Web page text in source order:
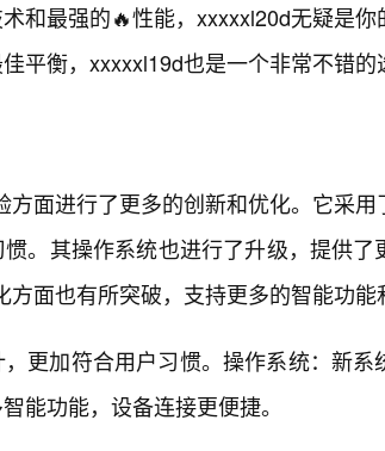
和最强的🔥性能，xxxxxl20d无疑是
平衡，xxxxxl19d也是一个非常不错的
面进行了更多的创新和优化。它采用
。其操作系统也进行了升级，提供了
面也有所突破，支持更多的智能功能
更加符合用户习惯。操作系统：新系
能功能，设备连接更便捷。